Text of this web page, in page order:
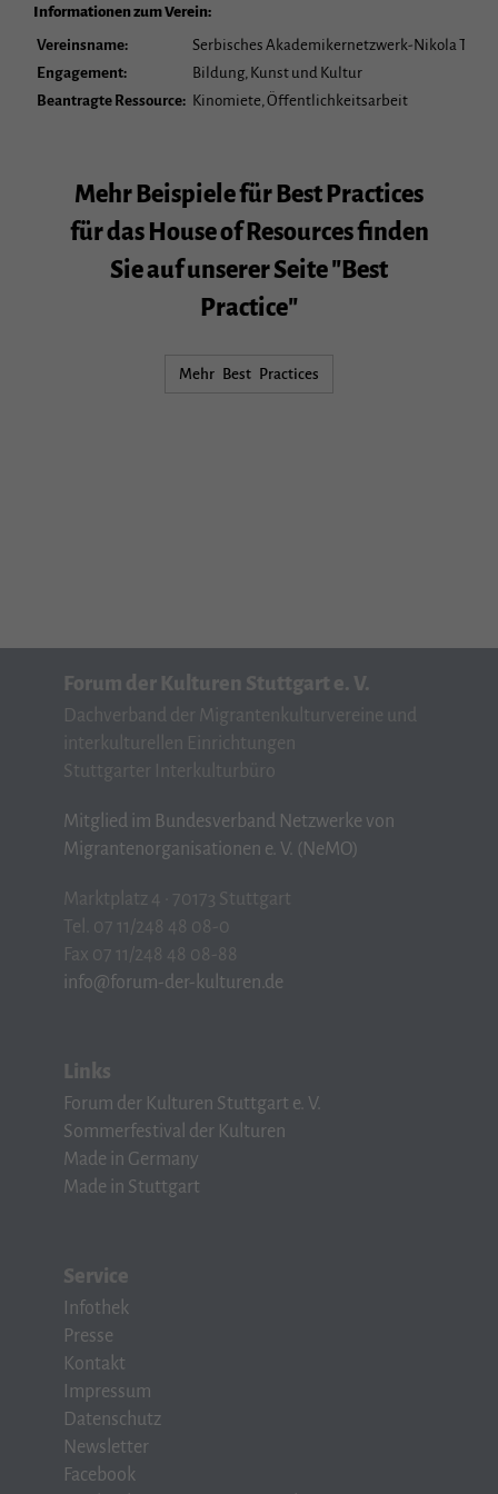
Informationen zum Verein:
Vereinsname:
Serbisches Akademikernetzwerk-Nikola Tesla
Engagement:
Bildung, Kunst und Kultur
Beantragte Ressource: Kinomiete, Öffentlichkeitsarbeit
Mehr Beispiele für Best Practices
für das House of Resources finden
Sie auf unserer Seite "Best
Practice"
Mehr Best Practices
Forum der Kulturen Stuttgart e. V.
Dachverband der Migrantenkulturvereine und
interkulturellen Einrichtungen
Stuttgarter Interkulturbüro
Mitglied im Bundesverband Netzwerke von
Migrantenorganisationen e. V. (NeMO)
Marktplatz 4 · 70173 Stuttgart
Tel. 07 11/248 48 08-0
Fax 07 11/248 48 08-88
info@forum-der-kulturen.de
Links
Forum der Kulturen Stuttgart e. V.
Sommerfestival der Kulturen
Made in Germany
Made in Stuttgart
Service
Infothek
Presse
Kontakt
Impressum
Datenschutz
Newsletter
Facebook